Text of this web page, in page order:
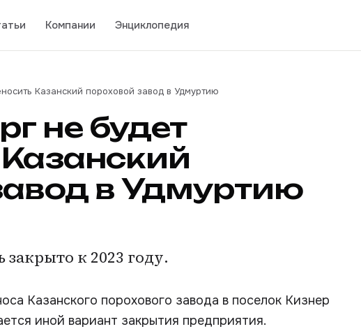
Компании Энциклопедия
Казанский пороховой завод в Удмуртию
не будет
в Удмуртию
к 2023 году.
Казанского порохового завода в поселок Кизнер
иной вариант закрытия предприятия.